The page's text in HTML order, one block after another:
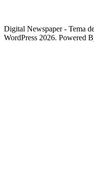
Digital Newspaper - Tema
WordPress 2026. Powered